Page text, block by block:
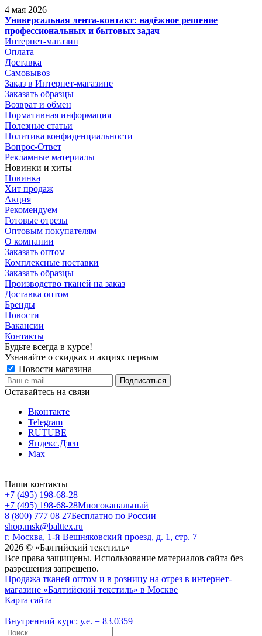
4 мая 2026
Универсальная лента-контакт: надёжное решение
профессиональных и бытовых задач
Интернет-магазин
Оплата
Доставка
Самовывоз
Заказ в Интернет-магазине
Заказать образцы
Возврат и обмен
Нормативная информация
Полезные статьи
Политика конфиденциальности
Вопрос-Ответ
Рекламные материалы
Новинки и хиты
Новинка
Хит продаж
Акция
Рекомендуем
Готовые отрезы
Оптовым покупателям
О компании
Заказать оптом
Комплексные поставки
Заказать образцы
Производство тканей на заказ
Доставка оптом
Бренды
Новости
Вакансии
Контакты
Будьте всегда в курсе!
Узнавайте о скидках и акциях первым
Новости магазина
Оставайтесь на связи
Вконтакте
Telegram
RUTUBE
Яндекс.Дзен
Max
Наши контакты
+7 (495) 198-68-28
+7 (495) 198-68-28Многоканальный
8 (800) 777 08 27Бесплатно по России
shop.msk@balttex.ru
г. Москва, 1-й Вешняковский проезд, д. 1, стр. 7
2026 © «Балтийский текстиль»
Все права защищены. Использование материалов сайта без
разрешения запрещено.
Продажа тканей оптом и в розницу на отрез в интернет-
магазине «Балтийский текстиль» в Москве
Карта сайта
Внутренний курс: у.е. = 83.0359